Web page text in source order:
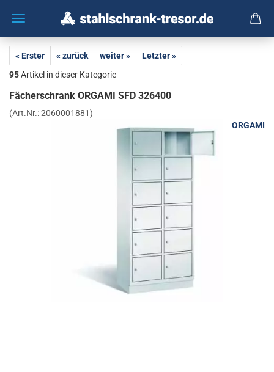
« Erster « zurück weiter »
Letzter »
95Artikel in dieser Kategorie
Fä­cher­schrank OR­GA­MI SFD 326400
(Art.Nr.:2060001881)
ORGAMI